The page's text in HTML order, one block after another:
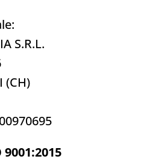
S.R.L.
(CH)
9001:2015